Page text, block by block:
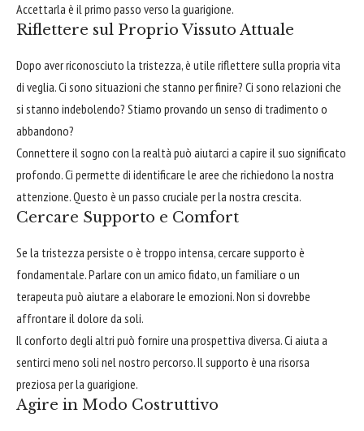
Accettarla è il primo passo verso la guarigione.
Riflettere sul Proprio Vissuto Attuale
Dopo aver riconosciuto la tristezza, è utile riflettere sulla propria vita
di veglia. Ci sono situazioni che stanno per finire? Ci sono relazioni che
si stanno indebolendo? Stiamo provando un senso di tradimento o
abbandono?
Connettere il sogno con la realtà può aiutarci a capire il suo significato
profondo. Ci permette di identificare le aree che richiedono la nostra
attenzione. Questo è un passo cruciale per la nostra crescita.
Cercare Supporto e Comfort
Se la tristezza persiste o è troppo intensa, cercare supporto è
fondamentale. Parlare con un amico fidato, un familiare o un
terapeuta può aiutare a elaborare le emozioni. Non si dovrebbe
affrontare il dolore da soli.
Il conforto degli altri può fornire una prospettiva diversa. Ci aiuta a
sentirci meno soli nel nostro percorso. Il supporto è una risorsa
preziosa per la guarigione.
Agire in Modo Costruttivo